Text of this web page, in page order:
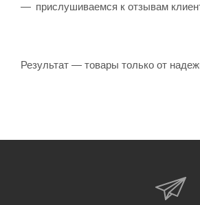
прислушиваемся к отзывам
Результат — товары только от